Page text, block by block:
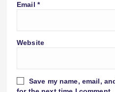
Email *
Website
Save my name, email,